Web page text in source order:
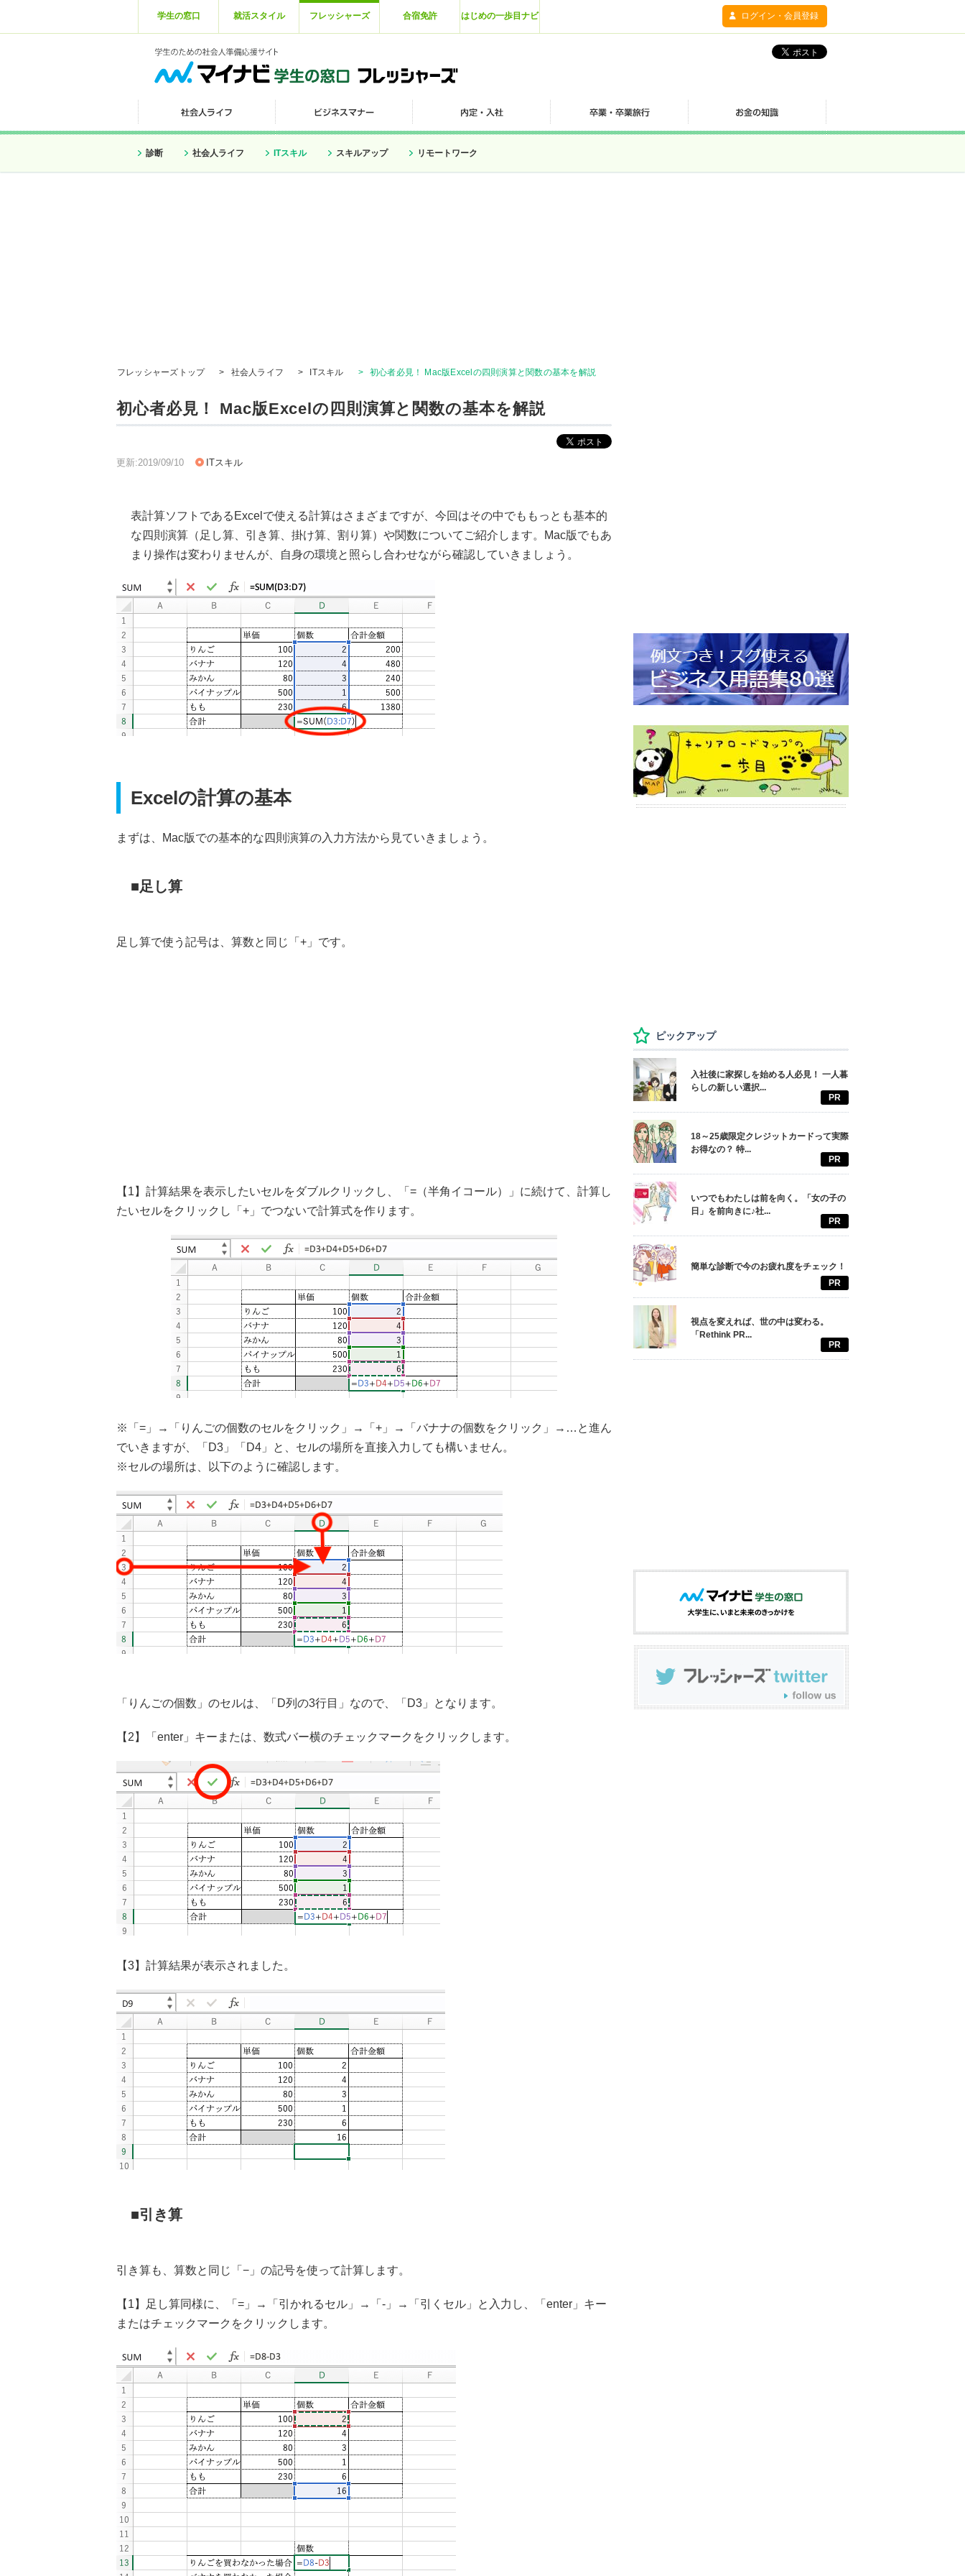
学生の窓口 就活スタイル フレッシャーズ 合宿免許 はじめの一歩目ナビ ログイン・会員登録
診断 社会人ライフ ITスキル スキルアップ リモートワーク
フレッシャーズトップ > 社会人ライフ > ITスキル > 初心者必見！ Mac版Excelの四則演算と関数の基本を解説
初心者必見！ Mac版Excelの四則演算と関数の基本を解説
更新:2019/09/10 ITスキル
表計算ソフトであるExcelで使える計算はさまざまですが、今回はその中でももっとも基本的
な四則演算（足し算、引き算、掛け算、割り算）や関数についてご紹介します。Mac版でもあ
まり操作は変わりませんが、自身の環境と照らし合わせながら確認していきましょう。
Excelの計算の基本
まずは、Mac版での基本的な四則演算の入力方法から見ていきましょう。
足し算
足し算で使う記号は、算数と同じ「+」です。
【1】計算結果を表示したいセルをダブルクリックし、「=（半角イコール）」に続けて、計算し
たいセルをクリックし「+」でつないで計算式を作ります。
※「=」→「りんごの個数のセルをクリック」→「+」→「バナナの個数をクリック」→…と進ん
でいきますが、「D3」「D4」と、セルの場所を直接入力しても構いません。
※セルの場所は、以下のように確認します。
「りんごの個数」のセルは、「D列の3行目」なので、「D3」となります。
【2】「enter」キーまたは、数式バー横のチェックマークをクリックします。
【3】計算結果が表示されました。
引き算
引き算も、算数と同じ「−」の記号を使って計算します。
【1】足し算同様に、「=」→「引かれるセル」→「-」→「引くセル」と入力し、「enter」キー
またはチェックマークをクリックします。
ピックアップ
入社後に家探しを始める人必見！ 一人暮
らしの新しい選択...
PR
18～25歳限定クレジットカードって実際
お得なの？ 特...
PR
いつでもわたしは前を向く。「女の子の
日」を前向きに♪社...
PR
簡単な診断で今のお疲れ度をチェック！
PR
視点を変えれば、世の中は変わる。
「Rethink PR...
PR